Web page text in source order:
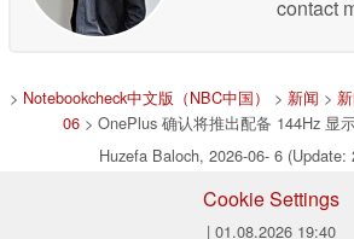
contact
> Notebookcheck中文版（NBC中国） > 新闻 >
06 > OnePlus 确认将推出配备 144Hz 显
Huzefa Baloch, 2026-06- 6 (Update:
Cookie Settings
| 01.08.2026 19:40